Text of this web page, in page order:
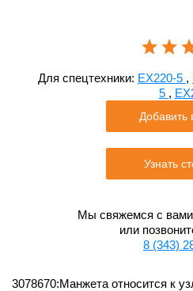
Для спецтехники: EX220-5 ,
5 ,
Добавить
Узнать
Мы свяжемся с вами
или
8 (343)
3078670:Манжета относится к